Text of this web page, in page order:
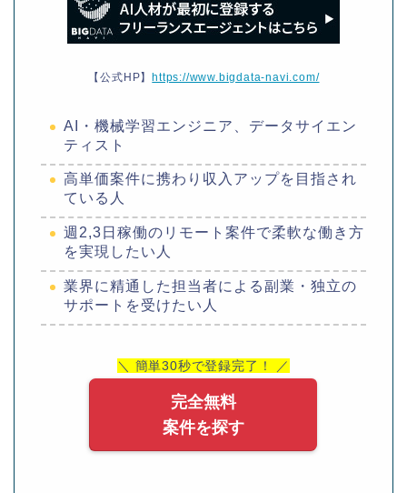
【公式HP】https://www.bigdata-navi.com/
AI・機械学習エンジニア、データサイエン
ティスト
高単価案件に携わり収入アップを目指され
ている人
週2,3日稼働のリモート案件で柔軟な働き方
を実現したい人
業界に精通した担当者による副業・独立の
サポートを受けたい人
＼ 簡単30秒で登録完了！ ／
完全無料
案件を探す